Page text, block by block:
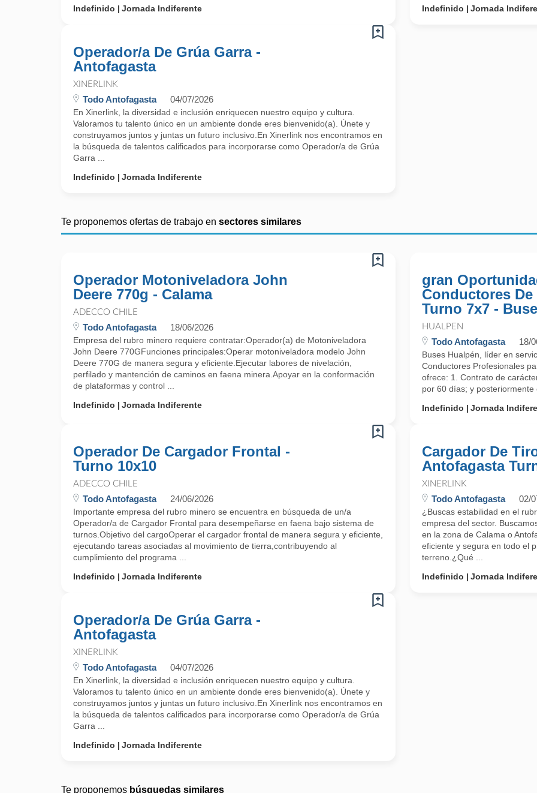
Indefinido
Jornada Indiferente
Indefinido
Jornada
Operador/a De Grúa Garra -
Antofagasta
XINERLINK
Todo Antofagasta 04/07/2026
En Xinerlink, la diversidad e inclusión enriquecen nuestro equipo y cultura.
Valoramos tu talento único en un ambiente donde eres bienvenido(a). Únete y
construyamos juntos y juntas un futuro inclusivo.En Xinerlink nos encontramos en
la búsqueda de talentos calificados para incorporarse como Operador/a de Grúa
Garra ...
Indefinido
Jornada Indiferente
Te proponemos ofertas de trabajo en sectores similares
Operador Motoniveladora John
Deere 770g - Calama
ADECCO CHILE
Todo Antofagasta 18/06/2026
Empresa del rubro minero requiere contratar:Operador(a) de Motoniveladora
John Deere 770GFunciones principales:Operar motoniveladora modelo John
Deere 770G de manera segura y eficiente.Ejecutar labores de nivelación,
perfilado y mantención de caminos en faena minera.Apoyar en la conformación
de plataformas y control ...
Indefinido
Jornada Indiferente
gran
Conductores
Turno 7x7 -
HUALPEN
Todo Antofagasta 18/
Buses Hualpén, líder en
Conductores Profesionales
ofrece: 1. Contrato de
por 60 días; y
Indefinido
Jornada
Operador De Cargador Frontal -
Turno 10x10
ADECCO CHILE
Todo Antofagasta 24/06/2026
Importante empresa del rubro minero se encuentra en búsqueda de un/a
Operador/a de Cargador Frontal para desempeñarse en faena bajo sistema de
turnos.Objetivo del cargoOperar el cargador frontal de manera segura y eficiente,
ejecutando tareas asociadas al movimiento de tierra,contribuyendo al
cumplimiento del programa ...
Indefinido
Jornada Indiferente
Cargador De
Antofagasta
XINERLINK
Todo Antofagasta 02/
¿Buscas estabilidad en el
empresa del sector.
en la zona de Calama o
eficiente y segura en todo el
terreno.¿Qué ...
Indefinido
Jornada
Operador/a De Grúa Garra -
Antofagasta
XINERLINK
Todo Antofagasta 04/07/2026
En Xinerlink, la diversidad e inclusión enriquecen nuestro equipo y cultura.
Valoramos tu talento único en un ambiente donde eres bienvenido(a). Únete y
construyamos juntos y juntas un futuro inclusivo.En Xinerlink nos encontramos en
la búsqueda de talentos calificados para incorporarse como Operador/a de Grúa
Garra ...
Indefinido
Jornada Indiferente
Te proponemos búsquedas similares